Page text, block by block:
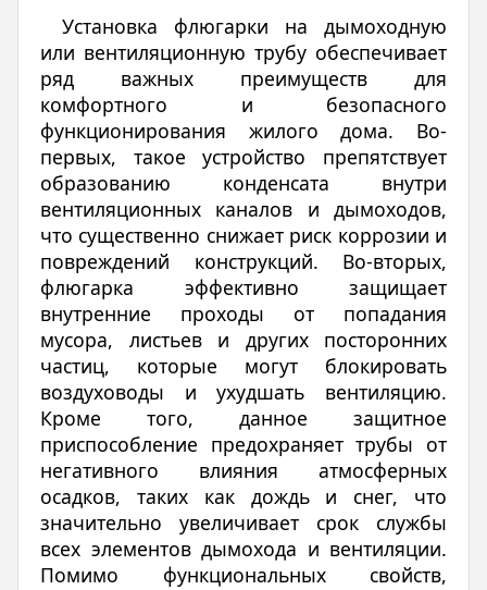
Установка флюгарки на дымоходную
или вентиляционную трубу обеспечивает
ряд важных преимуществ для
комфортного и безопасного
функционирования жилого дома. Во-
первых, такое устройство препятствует
образованию конденсата внутри
вентиляционных каналов и дымоходов,
что существенно снижает риск коррозии и
повреждений конструкций. Во-вторых,
флюгарка эффективно защищает
внутренние проходы от попадания
мусора, листьев и других посторонних
частиц, которые могут блокировать
воздуховоды и ухудшать вентиляцию.
Кроме того, данное защитное
приспособление предохраняет трубы от
негативного влияния атмосферных
осадков, таких как дождь и снег, что
значительно увеличивает срок службы
всех элементов дымохода и вентиляции.
Помимо функциональных свойств,